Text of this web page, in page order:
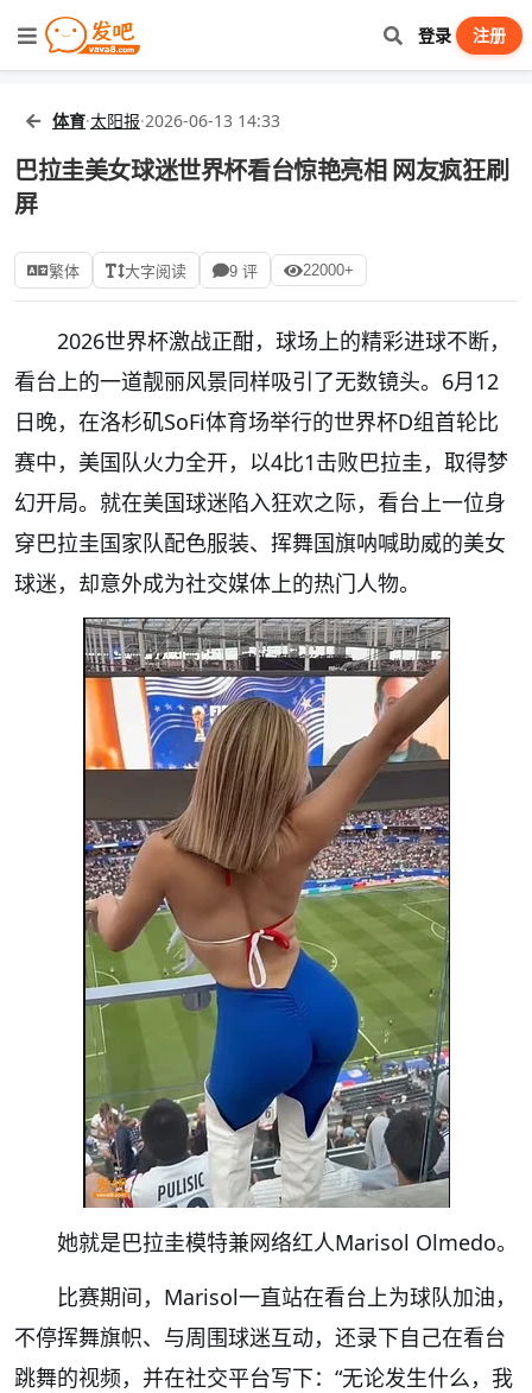
登录 注册
体育·太阳报·2026-06-13 14:33
巴拉圭美女球迷世界杯看台惊艳亮相 网友疯狂刷
屏
繁体 大字阅读 9 评 22000+
2026世界杯激战正酣，球场上的精彩进球不断，
看台上的一道靓丽风景同样吸引了无数镜头。6月12
日晚，在洛杉矶SoFi体育场举行的世界杯D组首轮比
赛中，美国队火力全开，以4比1击败巴拉圭，取得梦
幻开局。就在美国球迷陷入狂欢之际，看台上一位身
穿巴拉圭国家队配色服装、挥舞国旗呐喊助威的美女
球迷，却意外成为社交媒体上的热门人物。
她就是巴拉圭模特兼网络红人Marisol Olmedo。
比赛期间，Marisol一直站在看台上为球队加油，
不停挥舞旗帜、与周围球迷互动，还录下自己在看台
跳舞的视频，并在社交平台写下：“无论发生什么，我